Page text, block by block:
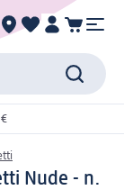
Nude - n.